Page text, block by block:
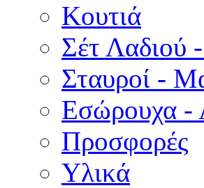
Κουτιά
Σέτ Λαδιού
Σταυροί -
Εσώρουχα -
Προσφορές
Υλικά